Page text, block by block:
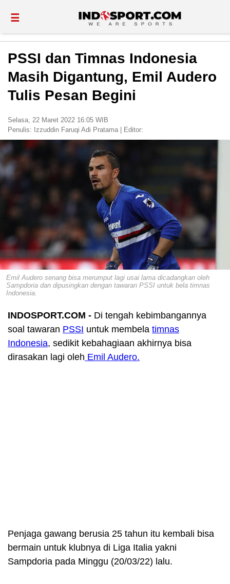
☰
PSSI dan Timnas Indonesia
Masih Digantung, Emil Audero
Tulis Pesan Begini
Selasa, 22 Maret 2022 16:05 WIB
Penulis: Izzuddin Faruqi Adi Pratama Editor:
Emil Audero senang bisa merumput lagi usai lama dicadangkan oleh
Sampdoria dan dipusingkan dengan tawaran PSSI untuk bela timnas
Indonesia.
INDOSPORT.COM - Di tengah kebimbangannya
soal tawaran PSSI untuk membela timnas
Indonesia, sedikit kebahagiaan akhirnya bisa
dirasakan lagi oleh Emil Audero.
Penjaga gawang berusia 25 tahun itu kembali bisa
bermain untuk klubnya di Liga Italia yakni
Sampdoria pada Minggu (20/03/22) lalu.